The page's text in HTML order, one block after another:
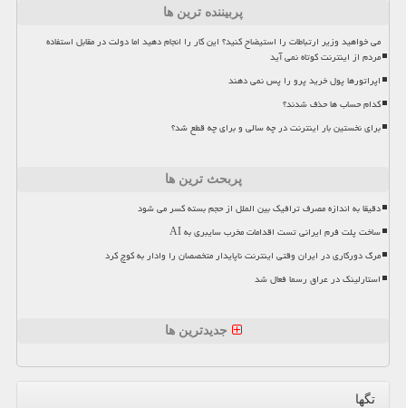
پربیننده ترین ها
می خواهید وزیر ارتباطات را استیضاح کنید؟ این کار را انجام دهید اما دولت در مقابل استفاده
مردم از اینترنت کوتاه نمی آید
اپراتورها پول خرید پرو را پس نمی دهند
کدام حساب ها حذف شدند؟
برای نخستین بار اینترنت در چه سالی و برای چه قطع شد؟
پربحث ترین ها
دقیقا به اندازه مصرف ترافیک بین الملل از حجم بسته کسر می شود
ساخت پلت فرم ایرانی تست اقدامات مخرب سایبری به AI
مرگ دورکاری در ایران وقتی اینترنت ناپایدار متخصصان را وادار به کوچ کرد
استارلینک در عراق رسما فعال شد
جدیدترین ها
تگها